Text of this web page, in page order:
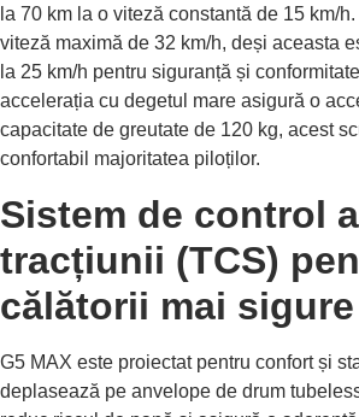
la 70 km la o viteză constantă de 15 km/
viteză maximă de 32 km/h, deși aceasta
la 25 km/h pentru siguranță și
accelerația cu degetul mare asigură o
capacitate de greutate de 120 kg, acest
confortabil majoritatea piloților.
Sistem de control
tracțiunii (TCS)
călătorii mai sigure
G5 MAX este proiectat pentru confort și
deplasează pe anvelope de drum